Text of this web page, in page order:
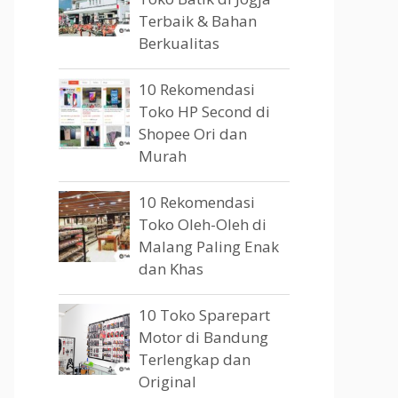
Terbaik & Bahan
Berkualitas
10 Rekomendasi
Toko HP Second di
Shopee Ori dan
Murah
10 Rekomendasi
Toko Oleh-Oleh di
Malang Paling Enak
dan Khas
10 Toko Sparepart
Motor di Bandung
Terlengkap dan
Original